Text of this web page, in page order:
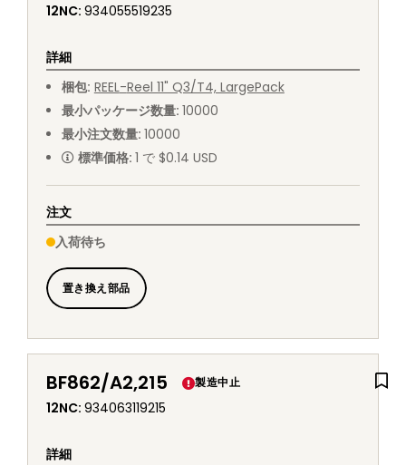
12NC: 934055519235
詳細
梱包: REEL-Reel 11" Q3/T4, LargePack
最小パッケージ数量: 10000
最小注文数量: 10000
標準価格: 1 で $0.14 USD
注文
入荷待ち
置き換え部品
BF862/A2,215 製造中止
12NC: 934063119215
詳細